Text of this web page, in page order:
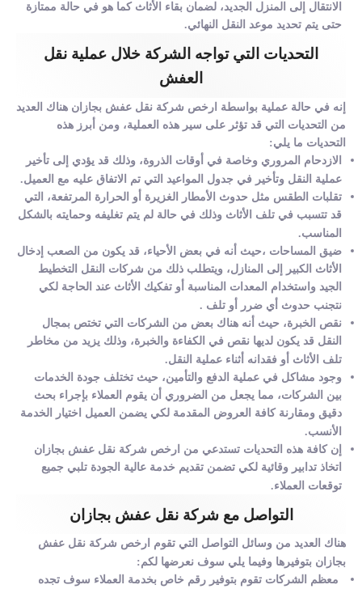
الانتقال إلى المنزل الجديد، لضمان بقاء الأثاث كما هو في حالة ممتازة
حتى يتم تحديد موعد النقل النهائي.
التحديات التي تواجه الشركة خلال عملية نقل
العفش
إنه في حالة عملية بواسطة ارخص شركة نقل عفش بجازان هناك العديد
من التحديات التي قد تؤثر على سير هذه العملية، ومن أبرز هذه
التحديات ما يلي:
الازدحام المروري وخاصة في أوقات الذروة، وذلك قد يؤدي إلى تأخير
عملية النقل وتأخير في جدول المواعيد التي تم الاتفاق عليه مع العميل.
تقلبات الطقس مثل حدوث الأمطار الغزيرة أو الحرارة المرتفعة، التي
قد تتسبب في تلف الأثاث وذلك في حالة لم يتم تغليفه وحمايته بالشكل
المناسب.
ضيق المساحات ،حيث أنه في بعض الأحياء، قد يكون من الصعب إدخال
الأثاث الكبير إلى المنازل، ويتطلب ذلك من شركات النقل التخطيط
الجيد واستخدام المعدات المناسبة أو تفكيك الأثاث عند الحاجة لكي
نتجنب حدوث أي ضرر أو تلف .
نقص الخبرة، حيث أنه هناك بعض من الشركات التي تختص بمجال
النقل قد يكون لديها نقص في الكفاءة والخبرة، وذلك يزيد من مخاطر
تلف الأثاث أو فقدانه أثناء عملية النقل.
وجود مشاكل في عملية الدفع والتأمين، حيث تختلف جودة الخدمات
بين الشركات، مما يجعل من الضروري أن يقوم العملاء بإجراء بحث
دقيق ومقارنة كافة العروض المقدمة لكي يضمن العميل اختيار الخدمة
الأنسب.
إن كافة هذه التحديات تستدعي من ارخص شركة نقل عفش بجازان
اتخاذ تدابير وقائية لكي تضمن تقديم خدمة عالية الجودة تلبي جميع
توقعات العملاء.
التواصل مع شركة نقل عفش بجازان
هناك العديد من وسائل التواصل التي تقوم ارخص شركة نقل عفش
بجازان بتوفيرها وفيما يلي سوف نعرضها لكم:
معظم الشركات تقوم بتوفير رقم خاص بخدمة العملاء سوف تجده